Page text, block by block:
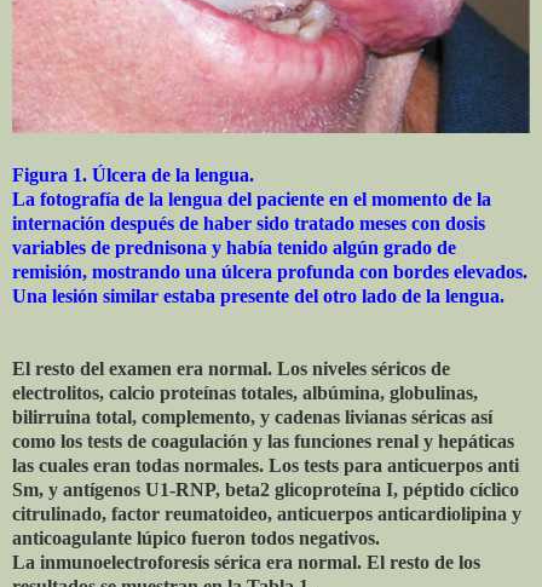
Figura 1. Úlcera de la lengua.
La fotografía de la lengua del paciente en el momento de la
internación después de haber sido tratado meses con dosis
variables de prednisona y había tenido algún grado de
remisión, mostrando una úlcera profunda con bordes elevados.
Una lesión similar estaba presente del otro lado de la lengua.
El resto del examen era normal. Los niveles séricos de
electrolitos, calcio proteínas totales, albúmina, globulinas,
bilirruina total, complemento, y cadenas livianas séricas así
como los tests de coagulación y las funciones renal y hepáticas
las cuales eran todas normales. Los tests para anticuerpos anti
Sm, y antígenos U1-RNP, beta2 glicoproteína I, péptido cíclico
citrulinado, factor reumatoideo, anticuerpos anticardiolipina y
anticoagulante lúpico fueron todos negativos.
La inmunoelectroforesis sérica era normal. El resto de los